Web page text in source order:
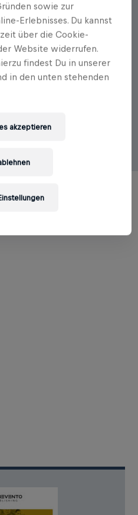
1982, ist investigativer
»de Volkskrant«. Er
mit den Schattenseiten
der Geheimdienste
digitale Netzwerke. Er
»De Tegel« (2016)
sowie zur
Erlebnisses. Du kannst
über die Cookie-
Website widerrufen.
findest Du in unserer
in den unten stehenden
akzeptieren